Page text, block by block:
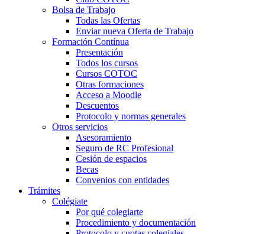
Bolsa de Trabajo
Todas las Ofertas
Enviar nueva Oferta de Trabajo
Formación Contínua
Presentación
Todos los cursos
Cursos COTOC
Otras formaciones
Acceso a Moodle
Descuentos
Protocolo y normas generales
Otros servicios
Asesoramiento
Seguro de RC Profesional
Cesión de espacios
Becas
Convenios con entidades
Trámites
Colégiate
Por qué colegiarte
Procedimiento y documentación